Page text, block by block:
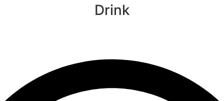
Drink